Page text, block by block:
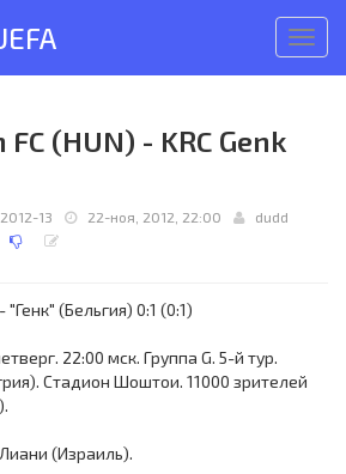
меню
(HUN) - KRC Genk
2012-13 22-ноя, 2012, 22:00
dudd
(Бельгия) 0:1 (0:1)
22:00 мск. Группа G. 5-й тур.
Стадион Шоштои. 11000 зрителей
(Израиль).